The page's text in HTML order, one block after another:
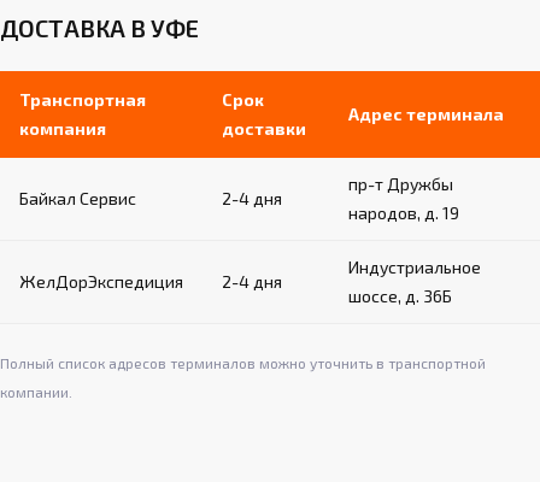
ДОСТАВКА В УФЕ
Транспортная
компания
Срок
доставки
Адрес терминала
Байкал Сервис 2-4 дня
пр-т Дружбы
народов, д. 19
ЖелДорЭкспедиция 2-4 дня
Индустриальное
шоссе, д. 36Б
Полный список адресов терминалов можно уточнить в транспортной
компании.